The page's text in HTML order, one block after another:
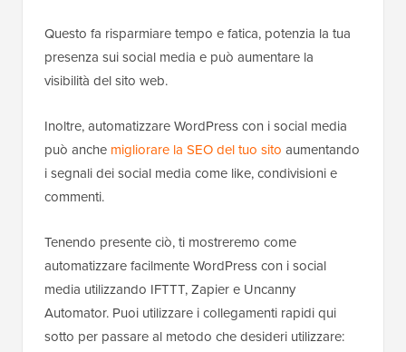
Questo fa risparmiare tempo e fatica, potenzia la tua
presenza sui social media e può aumentare la
visibilità del sito web.
Inoltre, automatizzare WordPress con i social media
può anche migliorare la SEO del tuo sito aumentando
i segnali dei social media come like, condivisioni e
commenti.
Tenendo presente ciò, ti mostreremo come
automatizzare facilmente WordPress con i social
media utilizzando IFTTT, Zapier e Uncanny
Automator. Puoi utilizzare i collegamenti rapidi qui
sotto per passare al metodo che desideri utilizzare: